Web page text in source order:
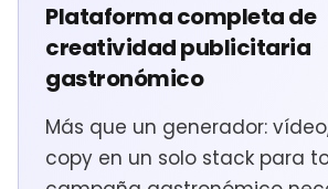
Plataforma completa de
creatividad publicitaria
gastronómico
Más que un generador:
copy en un solo stack para